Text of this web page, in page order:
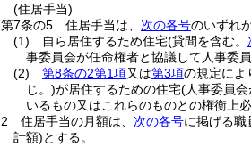
(住居手当)
第7条の5
住居手当は、 次の各号のいずれ
(1)
自ら居住するため住宅(貸間を含む。
事委員会が任命権者と協議して人事委
(2)
第8条の2第1項又は第3項の規定によ
じ。)が居住するための住宅(人事委員
いるもの又はこれらのものとの権衡上
2
住居手当の月額は、 次の各号に掲げる職
計額)とする。